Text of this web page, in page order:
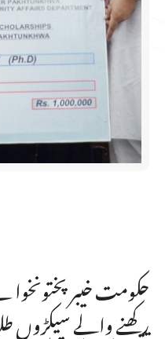
حکومت
رکھنے والے سیکڑوں